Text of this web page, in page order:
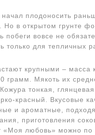
плодоносить
Но в открытом грунте
побеги вовсе не
только для тепличных
крупными – масса
грамм. Мякоть их
тонкая,
красный. Вкусовые
и ароматные,
приготовления
«Моя любовь» можно по